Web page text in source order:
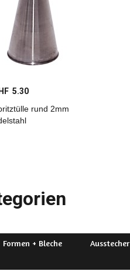
5.30
rund 2mm
Formen + Bleche Ausstecher